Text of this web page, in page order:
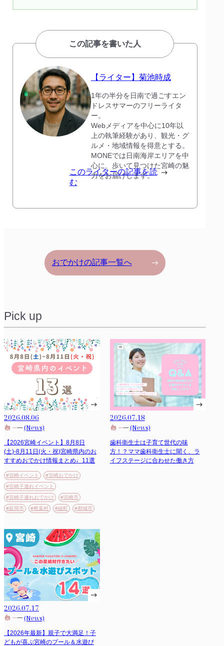
この記事を書いた人
【ライター】菊池時成
1年の半分を日南で過ごすエン
ドレスサマーのフリーライタ
ー。
Webメディアを中心に10年以
上の執筆経験があり、観光・グ
ルメ・地域情報を得意とする。
MONEでは日南海岸エリアを中
心に、歩いて見つけた宮崎の魅
力をお届けします。
このライターの記事を読
む
おでかけの記事一覧へ
Pick up
2026.08.06
(News)
【2026宮崎イベント】8月8日
(土)-8月11日(火・祝)宮崎県内のお
すすめおでかけ情報まとめ♩11選
#宮崎イベント
#宮崎おでかけ
#宮崎子連れイベント
#宮崎子連れおでかけ
#宮崎市
#延岡市
#椎葉村 #綾町 #都城市
2026.07.18
(News)
歯科衛生士は子育て世代の味
方！？ママ歯科衛生士に聞く、ラ
イフステージに合わせた働き方
2026.07.17
(News)
【2026年最新】親子で大満足！子
どもが喜ぶ宮崎のプール＆水遊び